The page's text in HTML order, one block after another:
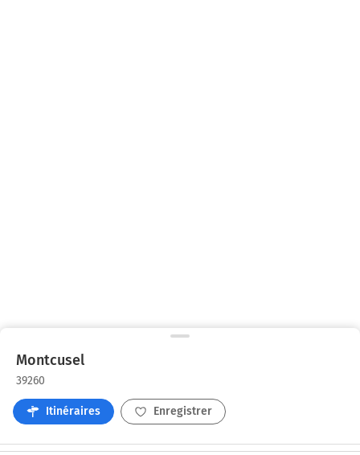
Montcusel
39260
Itinéraires Enregistrer